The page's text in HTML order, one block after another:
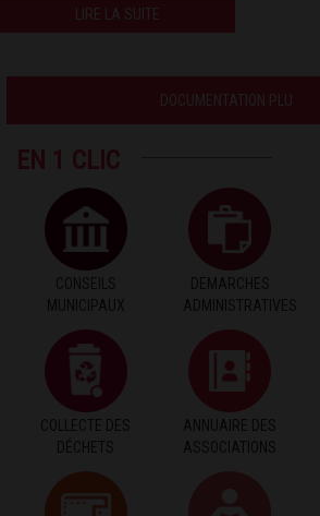
LIRE LA SUITE
DOCUMENTATION PLU
EN 1 CLIC
CONSEILS
MUNICIPAUX
DEMARCHES
ADMINISTRATIVES
COLLECTE DES
DÉCHETS
ANNUAIRE DES
ASSOCIATIONS